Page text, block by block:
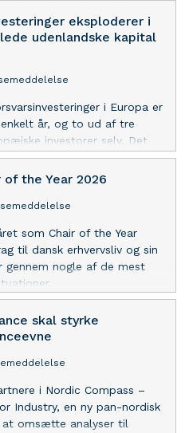
eksploderer i
udenlandske kapital
i Europa er
år, og to ud af tre
investorer selv. Det
Survey 2026.
at de samlede
the Year 2026
som Chair of the Year
til dansk erhvervsliv og sin
gennem nogle af de mest
skal styrke
i Nordic Compass –
Industry, en ny pan-nordisk
omsætte analyser til